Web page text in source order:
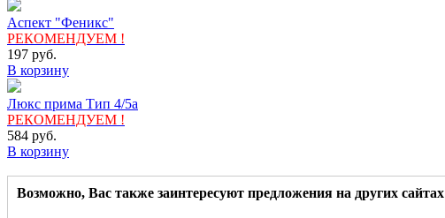
Аспект "Феникс"
РЕКОМЕНДУЕМ !
197 руб.
В корзину
Люкс прима Тип 4/5а
РЕКОМЕНДУЕМ !
584 руб.
В корзину
Возможно, Вас также заинтересуют предложения на других сайтах